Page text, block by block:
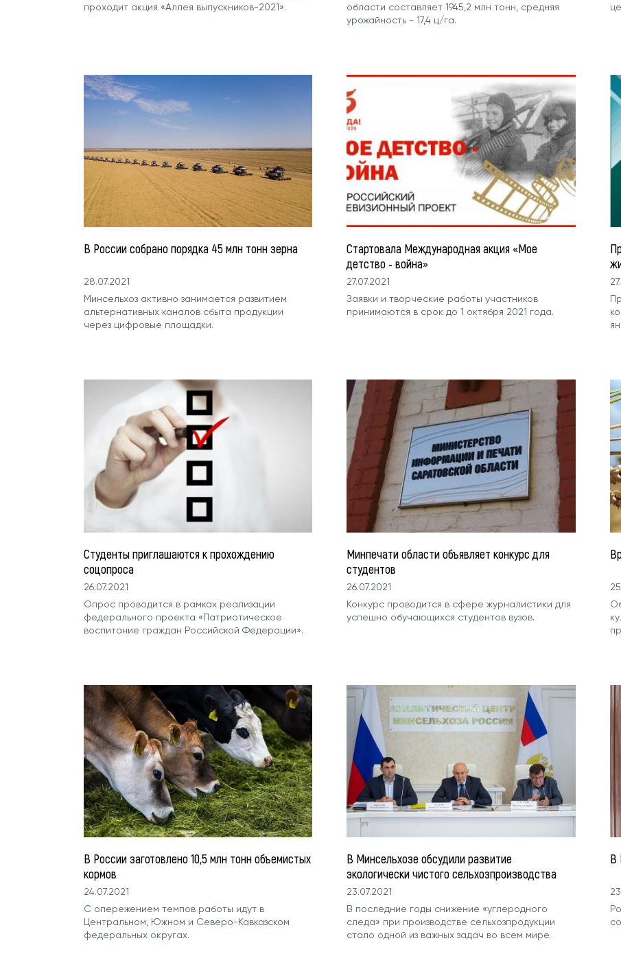
проходит акция «Аллея выпускников-2021».
области составляет 1945,2 млн тонн, средняя
урожайность - 17,4 ц/га.
В России собрано порядка 45 млн тонн зерна
28.07.2021
Минсельхоз активно занимается развитием
альтернативных каналов сбыта продукции
через цифровые площадки.
Стартовала Международная акция «Мое
детство - война»
27.07.2021
​​​​​​​Заявки и творческие работы участников
принимаются в срок до 1 октября 2021 года.
Студенты приглашаются к прохождению
соцопроса
26.07.2021
Опрос проводится в рамках реализации
федерального проекта «Патриотическое
воспитание граждан Российской Федерации».
Минпечати области объявляет конкурс для
студентов
26.07.2021
Конкурс проводится в сфере журналистики для
успешно обучающихся студентов вузов.
В России заготовлено 10,5 млн тонн объемистых
кормов
24.07.2021
С опережением темпов работы идут в
Центральном, Южном и Северо-Кавказском
федеральных округах.
В Минсельхозе обсудили развитие
экологически чистого сельхозпроизводства
23.07.2021
В последние годы снижение «углеродного
следа» при производстве сельхозпродукции
стало одной из важных задач во всем мире.
В